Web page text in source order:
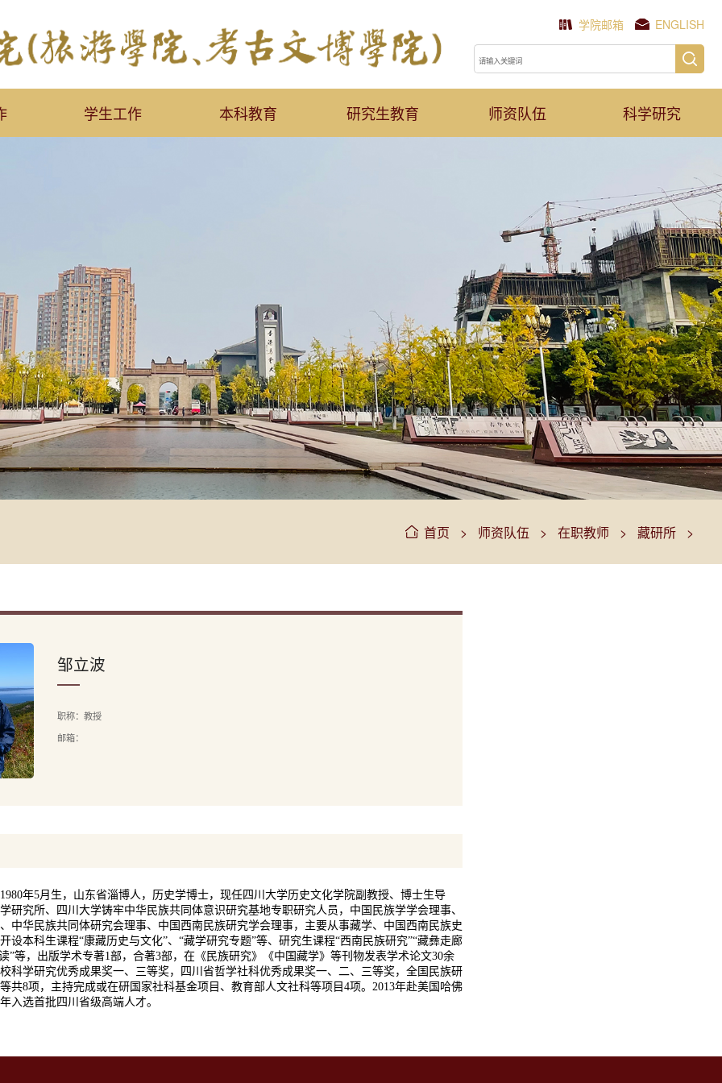
学院邮箱 ENGLISH
学生工作 本科教育 研究生教育 师资队伍 科学研究
首页 > 师资队伍 > 在职教师 > 藏研所 >
邹立波
职称：教授
邮箱：
年5月生，山东省淄博人，历史学博士，现任四川大学历史文化学院副教授、博士生导
研究所、四川大学铸牢中华民族共同体意识研究基地专职研究人员，中国民族学学会理事、
中华民族共同体研究会理事、中国西南民族研究学会理事，主要从事藏学、中国西南民族史
设本科生课程“康藏历史与文化”、“藏学研究专题”等、研究生课程“西南民族研究”“藏彝走廊
”等，出版学术专著1部，合著3部，在《民族研究》《中国藏学》等刊物发表学术论文30余
科学研究优秀成果奖一、三等奖，四川省哲学社科优秀成果奖一、二、三等奖，全国民族研
共8项，主持完成或在研国家社科基金项目、教育部人文社科等项目4项。2013年赴美国哈佛
入选首批四川省级高端人才。